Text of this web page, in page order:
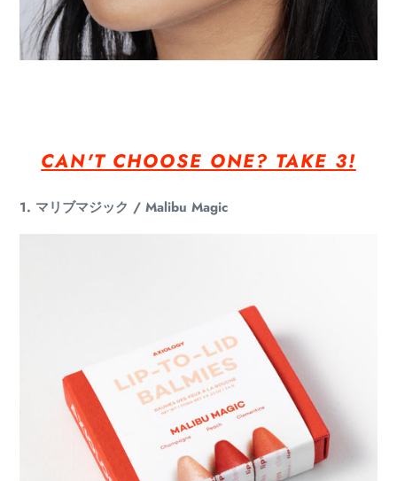
CAN'T CHOOSE ONE? TAKE 3!
1. マリブマジック / Malibu Magic